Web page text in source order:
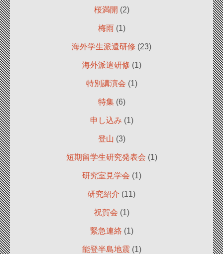
桜満開 (2)
梅雨(1)
海外学生派遣研修 (23)
海外派遣研修 (1)
特別講演会 (1)
特集(6)
申し込み (1)
登山 (3)
短期留学生研究発表会 (1)
研究室見学会 (1)
研究紹介 (11)
祝賀会 (1)
緊急連絡 (1)
能登半島地震 (1)